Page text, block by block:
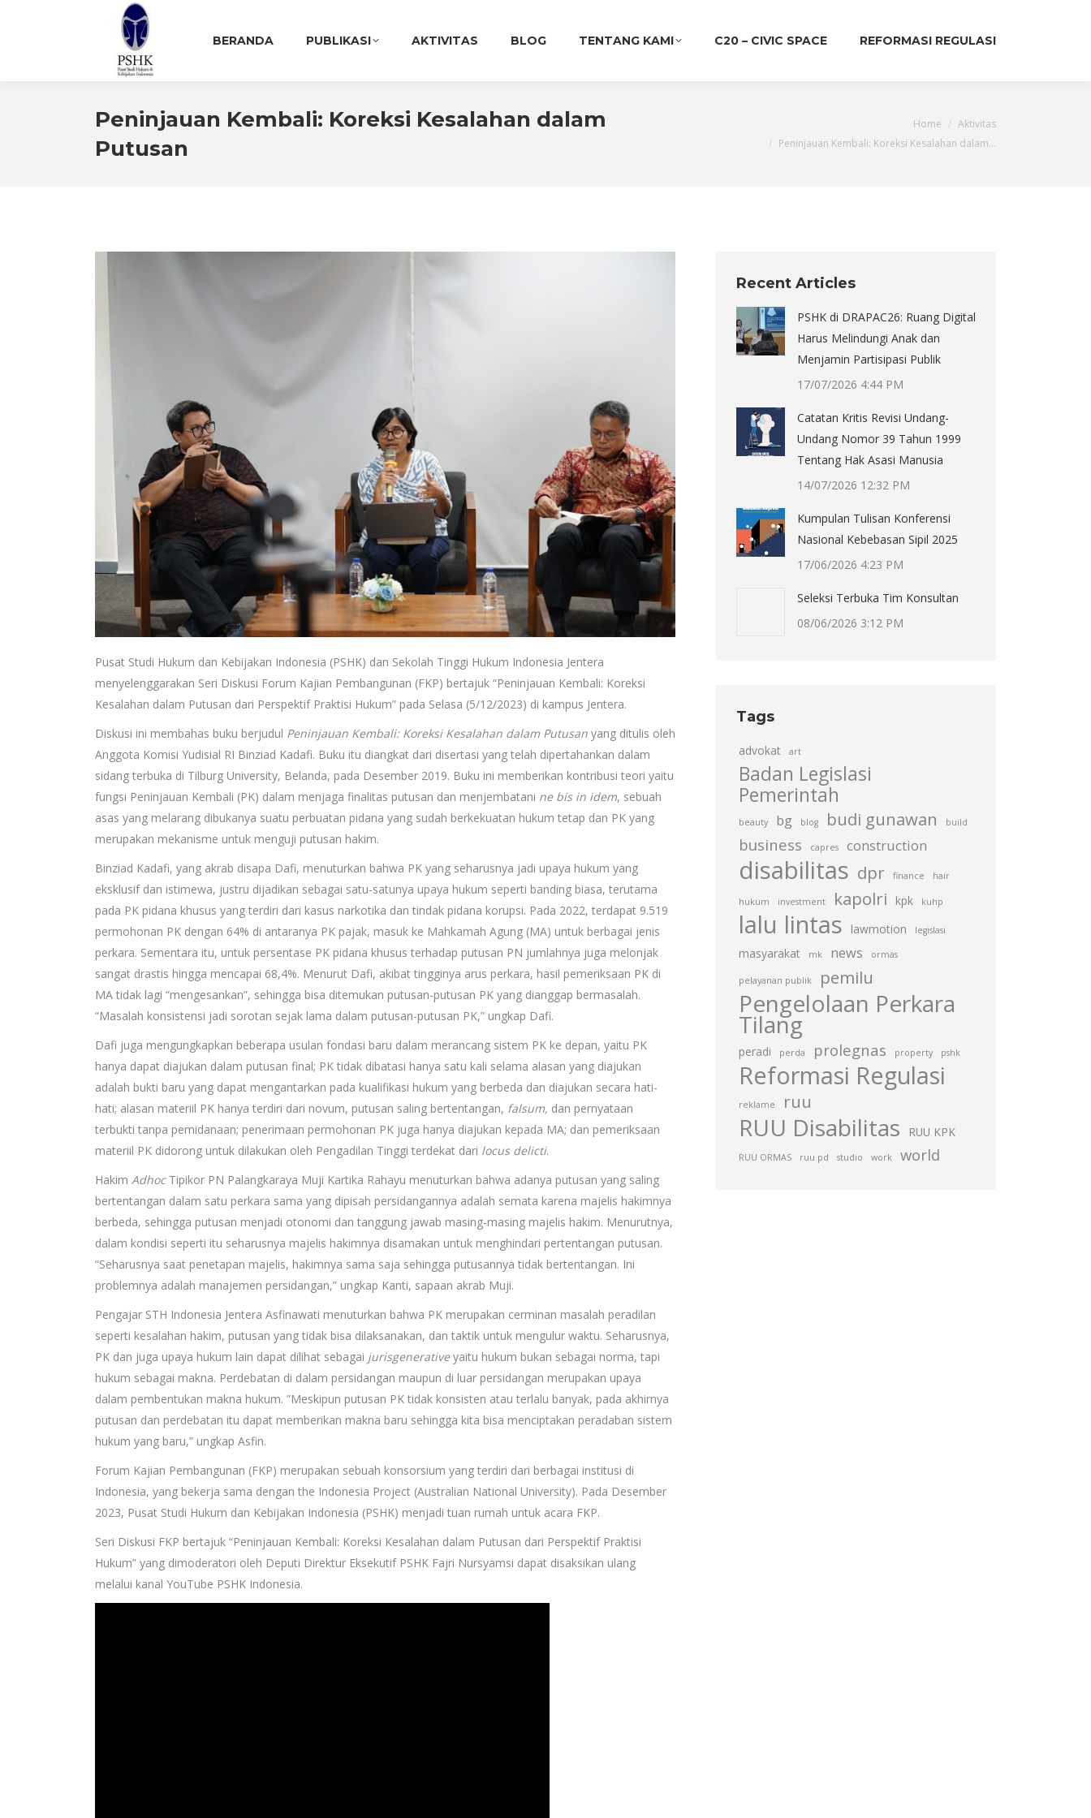
BERANDA PUBLIKASI AKTIVITAS BLOG TENTANG KAMI C20 – CIVIC SPACE REFORMASI REGULASI
Peninjauan Kembali: Koreksi Kesalahan dalam
Putusan
Home
Aktivitas
Peninjauan Kembali: Koreksi Kesalahan dalam…
Pusat Studi Hukum dan Kebijakan Indonesia (PSHK) dan Sekolah Tinggi Hukum Indonesia Jentera
menyelenggarakan Seri Diskusi Forum Kajian Pembangunan (FKP) bertajuk “Peninjauan Kembali: Koreksi
Kesalahan dalam Putusan dari Perspektif Praktisi Hukum” pada Selasa (5/12/2023) di kampus Jentera.
Diskusi ini membahas buku berjudul Peninjauan Kembali: Koreksi Kesalahan dalam Putusan yang ditulis oleh
Anggota Komisi Yudisial RI Binziad Kadafi. Buku itu diangkat dari disertasi yang telah dipertahankan dalam
sidang terbuka di Tilburg University, Belanda, pada Desember 2019. Buku ini memberikan kontribusi teori yaitu
fungsi Peninjauan Kembali (PK) dalam menjaga finalitas putusan dan menjembatani ne bis in idem, sebuah
asas yang melarang dibukanya suatu perbuatan pidana yang sudah berkekuatan hukum tetap dan PK yang
merupakan mekanisme untuk menguji putusan hakim.
Binziad Kadafi, yang akrab disapa Dafi, menuturkan bahwa PK yang seharusnya jadi upaya hukum yang
eksklusif dan istimewa, justru dijadikan sebagai satu-satunya upaya hukum seperti banding biasa, terutama
pada PK pidana khusus yang terdiri dari kasus narkotika dan tindak pidana korupsi. Pada 2022, terdapat 9.519
permohonan PK dengan 64% di antaranya PK pajak, masuk ke Mahkamah Agung (MA) untuk berbagai jenis
perkara. Sementara itu, untuk persentase PK pidana khusus terhadap putusan PN jumlahnya juga melonjak
sangat drastis hingga mencapai 68,4%. Menurut Dafi, akibat tingginya arus perkara, hasil pemeriksaan PK di
MA tidak lagi “mengesankan”, sehingga bisa ditemukan putusan-putusan PK yang dianggap bermasalah.
“Masalah konsistensi jadi sorotan sejak lama dalam putusan-putusan PK,” ungkap Dafi.
Dafi juga mengungkapkan beberapa usulan fondasi baru dalam merancang sistem PK ke depan, yaitu PK
hanya dapat diajukan dalam putusan final; PK tidak dibatasi hanya satu kali selama alasan yang diajukan
adalah bukti baru yang dapat mengantarkan pada kualifikasi hukum yang berbeda dan diajukan secara hati-
hati; alasan materiil PK hanya terdiri dari novum, putusan saling bertentangan, falsum, dan pernyataan
terbukti tanpa pemidanaan; penerimaan permohonan PK juga hanya diajukan kepada MA; dan pemeriksaan
materiil PK didorong untuk dilakukan oleh Pengadilan Tinggi terdekat dari locus delicti.
Hakim AdhocTipikor PN Palangkaraya Muji Kartika Rahayu menuturkan bahwa adanya putusan yang saling
bertentangan dalam satu perkara sama yang dipisah persidangannya adalah semata karena majelis hakimnya
berbeda, sehingga putusan menjadi otonomi dan tanggung jawab masing-masing majelis hakim. Menurutnya,
dalam kondisi seperti itu seharusnya majelis hakimnya disamakan untuk menghindari pertentangan putusan.
“Seharusnya saat penetapan majelis, hakimnya sama saja sehingga putusannya tidak bertentangan. Ini
problemnya adalah manajemen persidangan,” ungkap Kanti, sapaan akrab Muji.
Pengajar STH Indonesia Jentera Asfinawati menuturkan bahwa PK merupakan cerminan masalah peradilan
seperti kesalahan hakim, putusan yang tidak bisa dilaksanakan, dan taktik untuk mengulur waktu. Seharusnya,
PK dan juga upaya hukum lain dapat dilihat sebagai jurisgenerativeyaitu hukum bukan sebagai norma, tapi
hukum sebagai makna. Perdebatan di dalam persidangan maupun di luar persidangan merupakan upaya
dalam pembentukan makna hukum. ”Meskipun putusan PK tidak konsisten atau terlalu banyak, pada akhirnya
putusan dan perdebatan itu dapat memberikan makna baru sehingga kita bisa menciptakan peradaban sistem
hukum yang baru,” ungkap Asfin.
Forum Kajian Pembangunan (FKP) merupakan sebuah konsorsium yang terdiri dari berbagai institusi di
Indonesia, yang bekerja sama dengan the Indonesia Project (Australian National University). Pada Desember
2023, Pusat Studi Hukum dan Kebijakan Indonesia (PSHK) menjadi tuan rumah untuk acara FKP.
Seri Diskusi FKP bertajuk “Peninjauan Kembali: Koreksi Kesalahan dalam Putusan dari Perspektif Praktisi
Hukum” yang dimoderatori oleh Deputi Direktur Eksekutif PSHK Fajri Nursyamsi dapat disaksikan ulang
melalui kanal YouTube PSHK Indonesia.
Recent Articles
PSHK di DRAPAC26: Ruang Digital
Harus Melindungi Anak dan
Menjamin Partisipasi Publik
17/07/2026 4:44 PM
Catatan Kritis Revisi Undang-
Undang Nomor 39 Tahun 1999
Tentang Hak Asasi Manusia
14/07/2026 12:32 PM
Kumpulan Tulisan Konferensi
Nasional Kebebasan Sipil 2025
17/06/2026 4:23 PM
Seleksi Terbuka Tim Konsultan
08/06/2026 3:12 PM
Tags
advokat art
Badan Legislasi
Pemerintah
beauty bg blog budi gunawan build
business capres construction
disabilitas dpr finance hair
hukum investment kapolri kpk kuhp
lalu lintas lawmotion legislasi
masyarakat mk news ormas
pelayanan publik pemilu
Pengelolaan Perkara
Tilang
peradi perda prolegnas property pshk
Reformasi Regulasi
reklame ruu
RUU Disabilitas RUU KPK
RUU ORMAS ruu pd studio work world